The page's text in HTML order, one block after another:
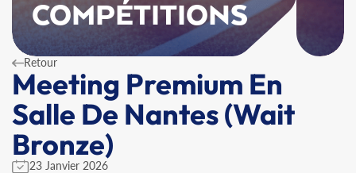
COMPÉTITIONS
Retour
Meeting Premium En
Salle De Nantes (Wait
Bronze)
23 Janvier 2026